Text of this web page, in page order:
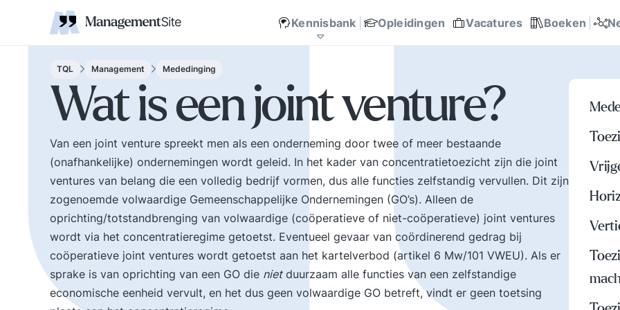
Kennisbank Opleidingen Vacatures Boeken
verantwoordelijkheid
en bestuurlijke wijsheid.
Ook de belangrijke
bestuurlijke valkuilen
zoals: verhuftering,
bestuurlijke drukte,
organisatierot en het
prestige. Tips en
ideeen voor goed
bestuur.
Zelforganisatie 'klein
binnen groot'. De
transitie naar een
organisatie. Distributie
van zeggenschap en
verantwoordelijkheid
naar het laagste niveau
in een organisatie waar
een vakkundig besluit
genomen kan worden.
management
onderwerpen, zoals
Concurrentiekracht,
transformatie,
Leiderschap, Missie en
business cases voor
beter managen en
organiseren.
sport helpen.
Organisatierot,
verhuftering en het spel
verkeerde been. Hoe
met al die
tegenstrijdige krachten
omgaan? Hier vindt u
een uitgebreid arsenaal
aan inzichten en
ervaringen over tal van
belangrijke
onderwerpen mbt mens
en werk.
Corporate communicatie
Kritische succesfactoren
Ondernemingsplan,
Disruptie
Kennismanagement
Management modellen Rijnlands Organiseren
Ethiek, integriteit, moreel kompas
Scholing en werk
Talent ontwikkeling
samenwerking
besluitvorming
Non-profit
jonge leiding geven
trendwatcher
almanak
kleine letters ervoor en er is contact. Zijn website? bertoverbeek.com
615 0
144 0
182 0
167 0
270 0
TQL Management Mededinging
Wat is een joint venture?
Van een joint venture spreekt men als een onderneming door twee of meer bestaande
(onafhankelijke) ondernemingen wordt geleid. In het kader van concentratietoezicht zijn die joint
ventures van belang die een volledig bedrijf vormen, dus alle functies zelfstandig vervullen. Dit zijn
zogenoemde volwaardige Gemeenschappelijke Ondernemingen (GO’s). Alleen de
oprichting/totstandbrenging van volwaardige (coöperatieve of niet-coöperatieve) joint ventures
wordt via het concentratieregime getoetst. Eventueel gevaar van coördinerend gedrag bij
coöperatieve joint ventures wordt getoetst aan het kartelverbod (artikel 6 Mw/101 VWEU). Als er
sprake is van oprichting van een GO die nietduurzaam alle functies van een zelfstandige
economische eenheid vervult, en het dus geen volwaardige GO betreft, vindt er geen toetsing